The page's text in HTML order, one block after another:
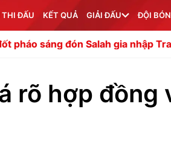
THI ĐẤU KẾT QUẢ GIẢI ĐẤU ĐỘI
Salah gia nhập Trabzonspor Vì
rõ hợp đồng